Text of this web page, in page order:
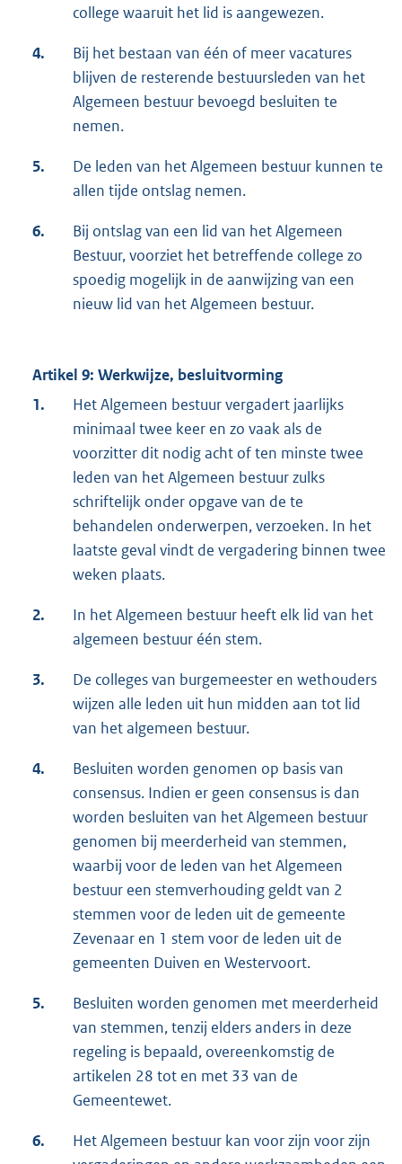
college waaruit het lid is aangewezen.
4.
Bij het bestaan van één of meer vacatures
blijven de resterende bestuursleden van het
Algemeen bestuur bevoegd besluiten te
nemen.
5.
De leden van het Algemeen bestuur kunnen te
allen tijde ontslag nemen.
6.
Bij ontslag van een lid van het Algemeen
Bestuur, voorziet het betreffende college zo
spoedig mogelijk in de aanwijzing van een
nieuw lid van het Algemeen bestuur.
Artikel 9: Werkwijze, besluitvorming
1.
Het Algemeen bestuur vergadert jaarlijks
minimaal twee keer en zo vaak als de
voorzitter dit nodig acht of ten minste twee
leden van het Algemeen bestuur zulks
schriftelijk onder opgave van de te
behandelen onderwerpen, verzoeken. In het
laatste geval vindt de vergadering binnen twee
weken plaats.
2.
In het Algemeen bestuur heeft elk lid van het
algemeen bestuur één stem.
3.
De colleges van burgemeester en wethouders
wijzen alle leden uit hun midden aan tot lid
van het algemeen bestuur.
4.
Besluiten worden genomen op basis van
consensus. Indien er geen consensus is dan
worden besluiten van het Algemeen bestuur
genomen bij meerderheid van stemmen,
waarbij voor de leden van het Algemeen
bestuur een stemverhouding geldt van 2
stemmen voor de leden uit de gemeente
Zevenaar en 1 stem voor de leden uit de
gemeenten Duiven en Westervoort.
5.
Besluiten worden genomen met meerderheid
van stemmen, tenzij elders anders in deze
regeling is bepaald, overeenkomstig de
artikelen 28 tot en met 33 van de
Gemeentewet.
6.
Het Algemeen bestuur kan voor zijn voor zijn